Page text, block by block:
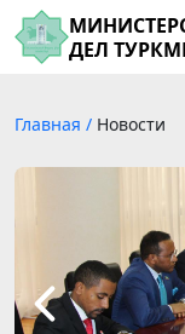
ДЕЛ
Главная / Новости